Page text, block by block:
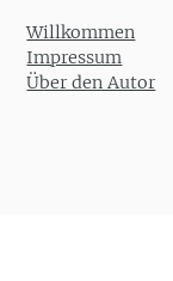
Willkommen
Impressum
Über den Autor